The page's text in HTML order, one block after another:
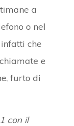
a
o nel
che
e
furto di
con il